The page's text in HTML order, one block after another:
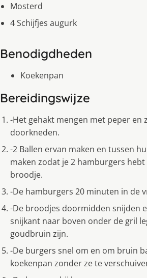
Mosterd
4 Schijfjes augurk
Benodigdheden
Koekenpan
Bereidingswijze
-Het gehakt mengen met peper en
doorkneden.
-2 Ballen ervan maken en tussen
maken zodat je 2 hamburgers
broodje.
-De hamburgers 20 minuten in de
-De broodjes doormidden snijden
snijkant naar boven onder de gril
goudbruin zijn.
-De burgers snel om en om bruin
koekenpan zonder ze te